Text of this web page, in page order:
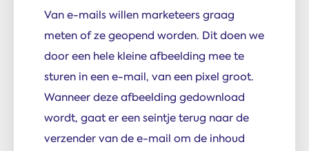
Van e-mails willen marketeers graag
meten of ze geopend worden. Dit doen we
door een hele kleine afbeelding mee te
sturen in een e-mail, van een pixel groot.
Wanneer deze afbeelding gedownload
wordt, gaat er een seintje terug naar de
verzender van de e-mail om de inhoud